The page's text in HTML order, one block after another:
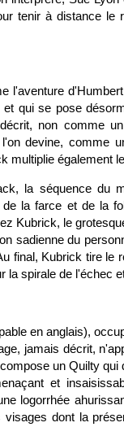
tenir à distance le
l'aventure
qui se pose
non comme
devine, comme
multiplie également
la séquence du
la farce et de la
Kubrick, le
sadienne du
final, Kubrick tire
la spirale de l'échec
en anglais),
jamais décrit,
un Quilty
et
logorrhée
dont la